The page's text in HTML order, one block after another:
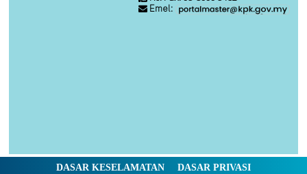
Emel:
DASAR KESELAMATAN
DASAR PRIVASI